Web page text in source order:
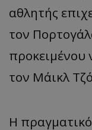
αθλητής
τον
προκειμένου
τον Μάικλ
Η